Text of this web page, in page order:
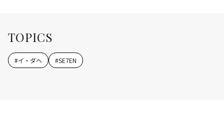
TOPICS
#イ・ダヘ #SE7EN